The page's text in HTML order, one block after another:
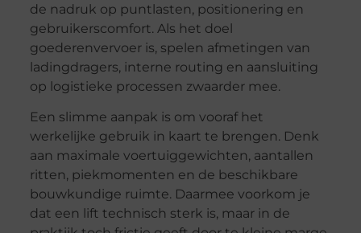
de nadruk op puntlasten, positionering en
gebruikerscomfort. Als het doel
goederenvervoer is, spelen afmetingen van
ladingdragers, interne routing en aansluiting
op logistieke processen zwaarder mee.
Een slimme aanpak is om vooraf het
werkelijke gebruik in kaart te brengen. Denk
aan maximale voertuiggewichten, aantallen
ritten, piekmomenten en de beschikbare
bouwkundige ruimte. Daarmee voorkom je
dat een lift technisch sterk is, maar in de